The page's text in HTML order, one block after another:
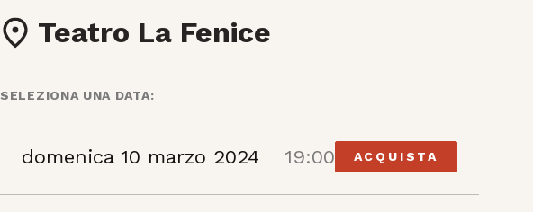
Teatro La Fenice
SELEZIONA UNA DATA:
domenica 10 marzo 2024 19:00 ACQUISTA